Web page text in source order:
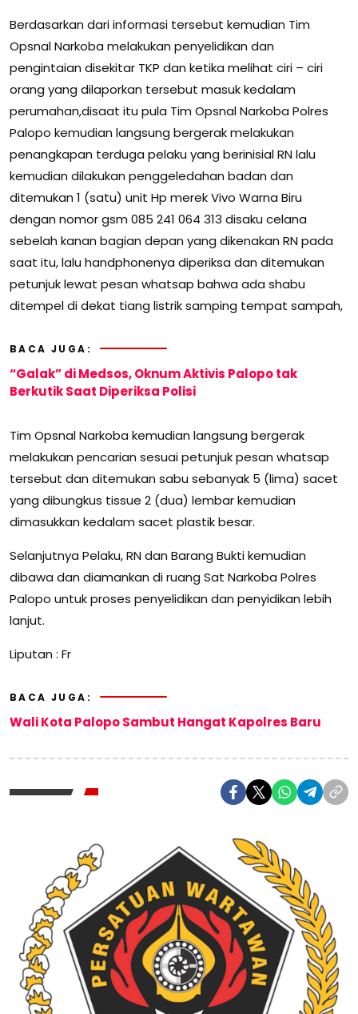
Berdasarkan dari informasi tersebut kemudian Tim
Opsnal Narkoba melakukan penyelidikan dan
pengintaian disekitar TKP dan ketika melihat ciri – ciri
orang yang dilaporkan tersebut masuk kedalam
perumahan,disaat itu pula Tim Opsnal Narkoba Polres
Palopo kemudian langsung bergerak melakukan
penangkapan terduga pelaku yang berinisial RN lalu
kemudian dilakukan penggeledahan badan dan
ditemukan 1 (satu) unit Hp merek Vivo Warna Biru
dengan nomor gsm 085 241 064 313 disaku celana
sebelah kanan bagian depan yang dikenakan RN pada
saat itu, lalu handphonenya diperiksa dan ditemukan
petunjuk lewat pesan whatsap bahwa ada shabu
ditempel di dekat tiang listrik samping tempat sampah,
BACA JUGA:
“Galak” di Medsos, Oknum Aktivis Palopo tak
Berkutik Saat Diperiksa Polisi
Tim Opsnal Narkoba kemudian langsung bergerak
melakukan pencarian sesuai petunjuk pesan whatsap
tersebut dan ditemukan sabu sebanyak 5 (lima) sacet
yang dibungkus tissue 2 (dua) lembar kemudian
dimasukkan kedalam sacet plastik besar.
Selanjutnya Pelaku, RN dan Barang Bukti kemudian
dibawa dan diamankan di ruang Sat Narkoba Polres
Palopo untuk proses penyelidikan dan penyidikan lebih
lanjut.
Liputan : Fr
BACA JUGA:
Wali Kota Palopo Sambut Hangat Kapolres Baru